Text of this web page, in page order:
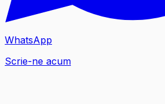
WhatsApp
Scrie-ne acum